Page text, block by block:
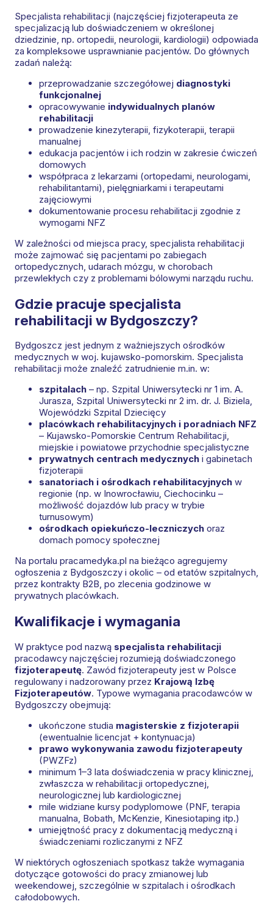
Specjalista rehabilitacji (najczęściej fizjoterapeuta ze
specjalizacją lub doświadczeniem w określonej
dziedzinie, np. ortopedii, neurologii, kardiologii) odpowiada
za kompleksowe usprawnianie pacjentów. Do głównych
zadań należą:
przeprowadzanie szczegółowej diagnostyki
funkcjonalnej
opracowywanie indywidualnych planów
rehabilitacji
prowadzenie kinezyterapii, fizykoterapii, terapii
manualnej
edukacja pacjentów i ich rodzin w zakresie ćwiczeń
domowych
współpraca z lekarzami (ortopedami, neurologami,
rehabilitantami), pielęgniarkami i terapeutami
zajęciowymi
dokumentowanie procesu rehabilitacji zgodnie z
wymogami NFZ
W zależności od miejsca pracy, specjalista rehabilitacji
może zajmować się pacjentami po zabiegach
ortopedycznych, udarach mózgu, w chorobach
przewlekłych czy z problemami bólowymi narządu ruchu.
Gdzie pracuje specjalista
rehabilitacji w Bydgoszczy?
Bydgoszcz jest jednym z ważniejszych ośrodków
medycznych w woj. kujawsko-pomorskim. Specjalista
rehabilitacji może znaleźć zatrudnienie m.in. w:
szpitalach – np. Szpital Uniwersytecki nr 1 im. A.
Jurasza, Szpital Uniwersytecki nr 2 im. dr. J. Biziela,
Wojewódzki Szpital Dziecięcy
placówkach rehabilitacyjnych i poradniach NFZ
– Kujawsko-Pomorskie Centrum Rehabilitacji,
miejskie i powiatowe przychodnie specjalistyczne
prywatnych centrach medycznych i gabinetach
fizjoterapii
sanatoriach i ośrodkach rehabilitacyjnych w
regionie (np. w Inowrocławiu, Ciechocinku –
możliwość dojazdów lub pracy w trybie
turnusowym)
ośrodkach opiekuńczo-leczniczych oraz
domach pomocy społecznej
Na portalu pracamedyka.pl na bieżąco agregujemy
ogłoszenia z Bydgoszczy i okolic – od etatów szpitalnych,
przez kontrakty B2B, po zlecenia godzinowe w
prywatnych placówkach.
Kwalifikacje i wymagania
W praktyce pod nazwą specjalista rehabilitacji
pracodawcy najczęściej rozumieją doświadczonego
fizjoterapeutę. Zawód fizjoterapeuty jest w Polsce
regulowany i nadzorowany przez Krajową Izbę
Fizjoterapeutów. Typowe wymagania pracodawców w
Bydgoszczy obejmują:
ukończone studia magisterskie z fizjoterapii
(ewentualnie licencjat + kontynuacja)
prawo wykonywania zawodu fizjoterapeuty
(PWZFz)
minimum 1–3 lata doświadczenia w pracy klinicznej,
zwłaszcza w rehabilitacji ortopedycznej,
neurologicznej lub kardiologicznej
mile widziane kursy podyplomowe (PNF, terapia
manualna, Bobath, McKenzie, Kinesiotaping itp.)
umiejętność pracy z dokumentacją medyczną i
świadczeniami rozliczanymi z NFZ
W niektórych ogłoszeniach spotkasz także wymagania
dotyczące gotowości do pracy zmianowej lub
weekendowej, szczególnie w szpitalach i ośrodkach
całodobowych.